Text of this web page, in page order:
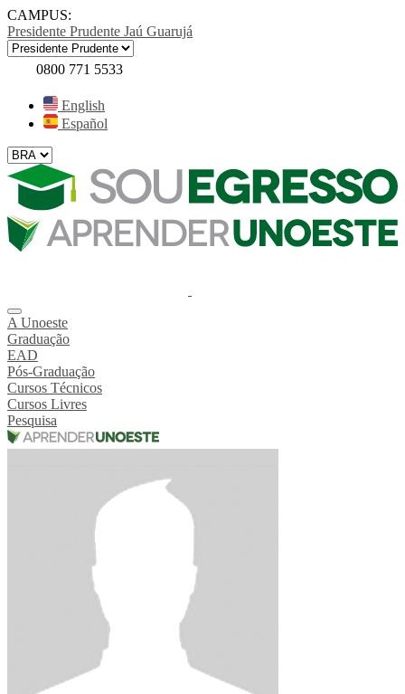
CAMPUS:
Presidente Prudente Jaú Guarujá
0800 771 5533
English
Español
A Unoeste
Graduação
EAD
Pós-Graduação
Cursos Técnicos
Cursos Livres
Pesquisa